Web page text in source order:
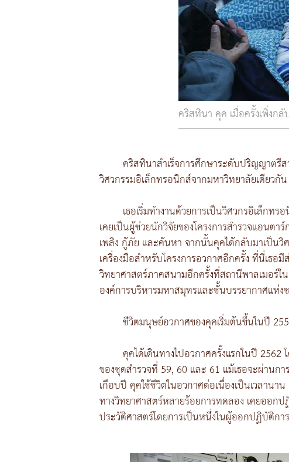
คริสทินา คุค เมื่อครั้งเพิ่งก
คริสทินาสำเร็จการศึกษาระดับปริญญาตรี
วิศวกรรมอิเล็กทรอนิกส์จากมหาวิทยาลัยเดียว
เธอเริ่มทำงานด้วยการเป็นวิศวกรอิเล็ก
เคยเป็นผู้ช่วยนักวิจัยของโครงการสำรวจแอน
เพลิง กู้ภัย และค้นหา จากนั้นคุคได้กลับมาเป็น
เครื่องมือสำหรับโครงการอวกาศอีกครั้ง ที่นี่เธ
วิทยาศาสตร์ภาคสนามอีกครั้งที่สถานีพาลเมอร์
องค์การบริหารมหาสมุทรและชั้นบรรยากาศแห่
ชีวิตมนุษย์อวกาศของคุคเริ่มต้นขึ้นในปี
คุคได้เดินทางไปอวกาศครั้งแรกในปี
ของชุดสำรวจที่ 59, 60 และ 61 แม้เธอจะผ่านก
เกือบปี คุคใช้ชีวิตในอวกาศต่อเนื่องเป็นเวลาน
ทางวิทยาศาสตร์หลายร้อยการทดลอง เคยออก
ประวัติศาสตร์โดยการเป็นหนึ่งในผู้ออกปฏิบัติก